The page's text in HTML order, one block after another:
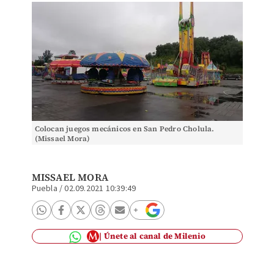
Colocan juegos mecánicos en San Pedro Cholula.
(Missael Mora)
MISSAEL MORA
Puebla /02.09.2021 10:39:49
Únete al canal de Milenio